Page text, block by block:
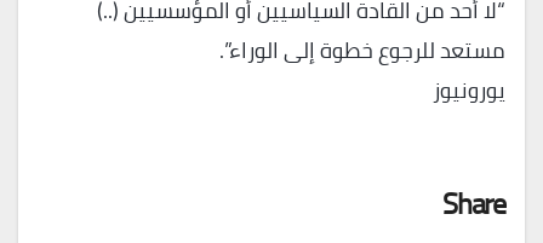
“لا أحد من القادة السياسيين أو المؤسسيين (..)
مستعد للرجوع خطوة إلى الوراء”.
يورونيوز
Share